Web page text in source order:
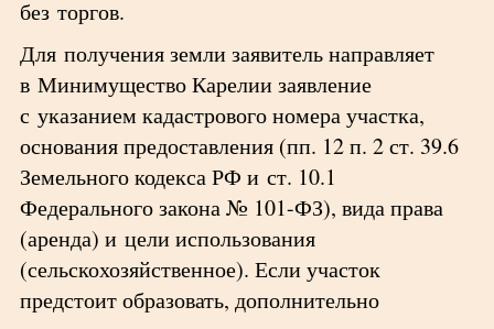
без торгов.
Для получения земли заявитель направляет
в Минимущество Карелии заявление
с указанием кадастрового номера участка,
основания предоставления (пп. 12 п. 2 ст. 39.6
Земельного кодекса РФ и ст. 10.1
Федерального закона № 101-ФЗ), вида права
(аренда) и цели использования
(сельскохозяйственное). Если участок
предстоит образовать, дополнительно